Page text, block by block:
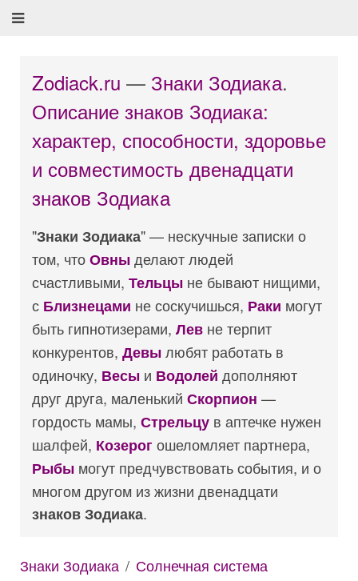
Zodiack.ru — Знаки Зодиака.
Описание знаков Зодиака:
характер, способности, здоровье
и совместимость двенадцати
знаков Зодиака
"Знаки Зодиака" — нескучные записки о
том, чтоОвны делают людей
счастливыми, Тельцы не бывают нищими,
с Близнецами не соскучишься, Раки могут
быть гипнотизерами, Лев не терпит
конкурентов, Девылюбят работать в
одиночку, Весы и Водолей дополняют
друг друга, маленький Скорпион —
гордость мамы, Стрельцу в аптечке нужен
шалфей, Козерог ошеломляет партнера,
Рыбы могут предчувствовать события, и о
многом другом из жизни двенадцати
знаков Зодиака.
Знаки Зодиака
Солнечная система